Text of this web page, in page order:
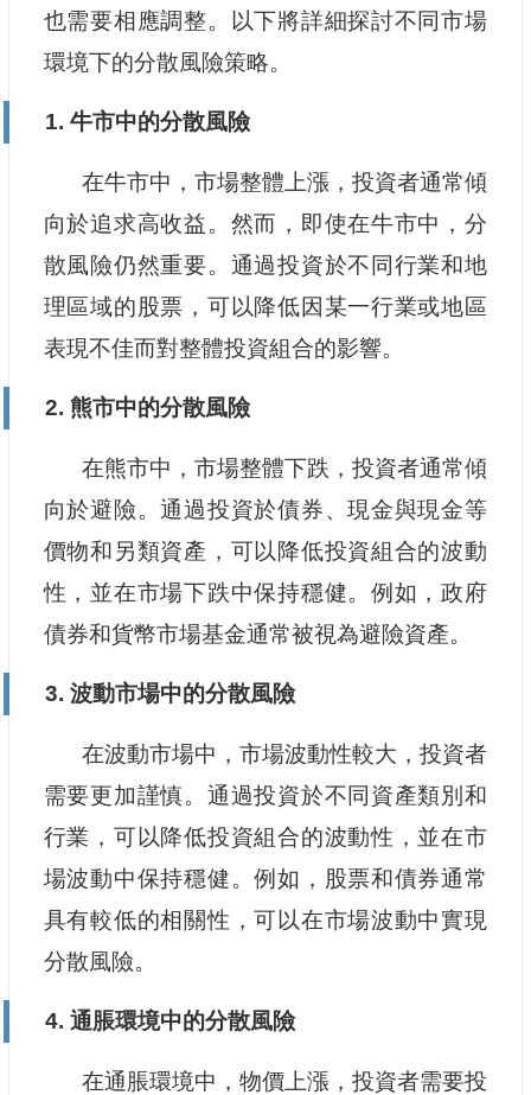
也需要相應調整。以下將詳細探討不同市場
環境下的分散風險策略。
1. 牛市中的分散風險
在牛市中，市場整體上漲，投資者通常傾
向於追求高收益。然而，即使在牛市中，分
散風險仍然重要。通過投資於不同行業和地
理區域的股票，可以降低因某一行業或地區
表現不佳而對整體投資組合的影響。
2. 熊市中的分散風險
在熊市中，市場整體下跌，投資者通常傾
向於避險。通過投資於債券、現金與現金等
價物和另類資產，可以降低投資組合的波動
性，並在市場下跌中保持穩健。例如，政府
債券和貨幣市場基金通常被視為避險資產。
3. 波動市場中的分散風險
在波動市場中，市場波動性較大，投資者
需要更加謹慎。通過投資於不同資產類別和
行業，可以降低投資組合的波動性，並在市
場波動中保持穩健。例如，股票和債券通常
具有較低的相關性，可以在市場波動中實現
分散風險。
4. 通脹環境中的分散風險
在通脹環境中，物價上漲，投資者需要投